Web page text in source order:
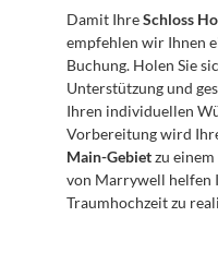
Damit Ihre Schloss
empfehlen wir Ihnen
Buchung. Holen Sie
Unterstützung und
Ihren individuellen
Vorbereitung wird
Main-Gebiet zu
von Marrywell helfen
Traumhochzeit zu